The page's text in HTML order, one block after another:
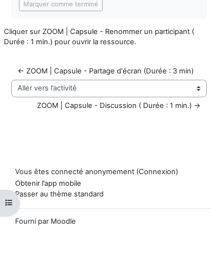
Ouvrir l’index du cours
Marquer comme terminé
Cliquer sur ZOOM | Capsule - Renommer un participant (
Durée : 1 min.) pour ouvrir la ressource.
← ZOOM | Capsule - Partage d'écran (Durée : 3 min)
Aller vers l’activité
ZOOM | Capsule - Discussion ( Durée : 1 min.) →
Vous êtes connecté anonymement (Connexion)
Obtenir l’app mobile
Passer au thème standard
Fourni par Moodle